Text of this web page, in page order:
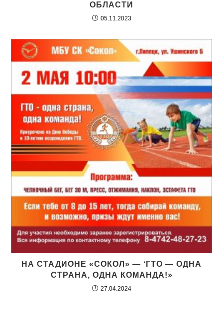
ОБЛАСТИ
05.11.2023
НА СТАДИОНЕ «СОКОЛ» — ‘ГТО — ОДНА
СТРАНА, ОДНА КОМАНДА!»
27.04.2024